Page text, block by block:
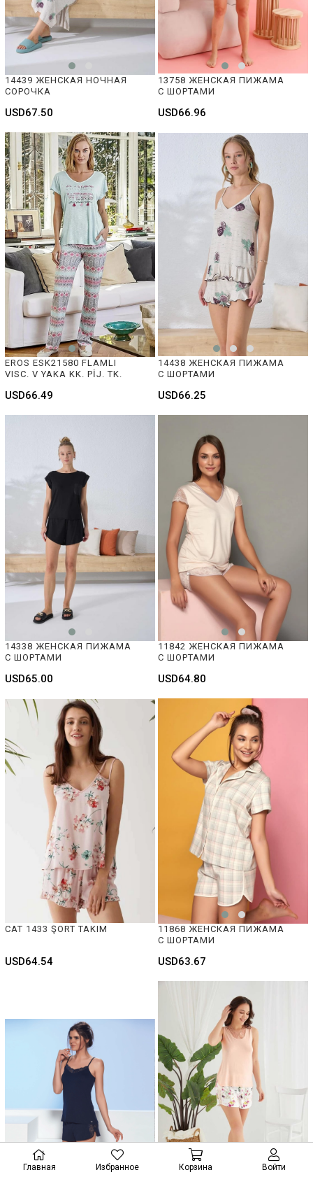
14439 ЖЕНСКАЯ НОЧНАЯ
СОРОЧКА
USD67.50
13758 ЖЕНСКАЯ ПИЖАМА
С ШОРТАМИ
USD66.96
EROS ESK21580 FLAMLI
VISC. V YAKA KK. PİJ. TK.
USD66.49
14438 ЖЕНСКАЯ ПИЖАМА
С ШОРТАМИ
USD66.25
14338 ЖЕНСКАЯ ПИЖАМА
С ШОРТАМИ
USD65.00
11842 ЖЕНСКАЯ ПИЖАМА
С ШОРТАМИ
USD64.80
CAT 1433 ŞORT TAKIM
USD64.54
11868 ЖЕНСКАЯ ПИЖАМА
С ШОРТАМИ
USD63.67
Главная Избранное Корзина Войти